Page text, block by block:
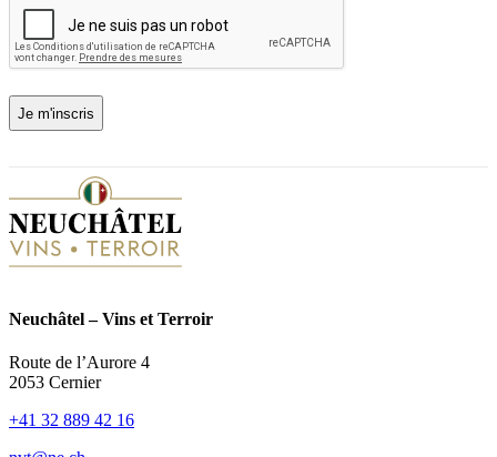
c
e
s
a
ir
Neuchâtel – Vins et Terroir
Route de l’Aurore 4
2053 Cernier
+41 32 889 42 16